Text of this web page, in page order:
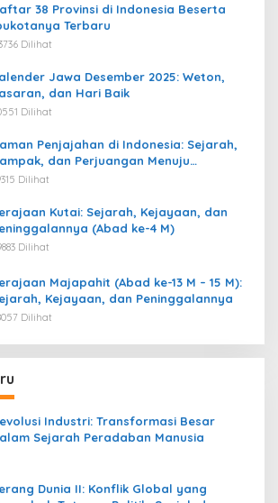
38 Provinsi di Indonesia Beserta
Terbaru
Dilihat
Jawa Desember 2025: Weton,
dan Hari Baik
Dilihat
Penjajahan di Indonesia: Sejarah,
dan Perjuangan Menuju
Dilihat
Kutai: Sejarah, Kejayaan, dan
(Abad ke-4 M)
Dilihat
Majapahit (Abad ke-13 M – 15 M):
Kejayaan, dan Peninggalannya
Dilihat
Industri: Transformasi Besar
Sejarah Peradaban Manusia
Dunia II: Konflik Global yang